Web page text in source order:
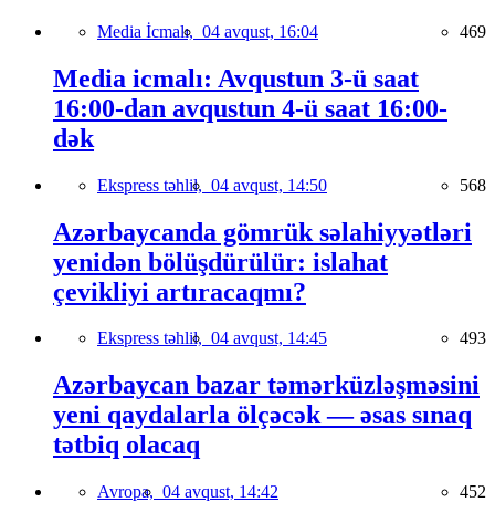
Media İcmalı, 04 avqust, 16:04 469
Media icmalı: Avqustun 3-ü saat
16:00-dan avqustun 4-ü saat 16:00-
dək
Ekspress təhlil, 04 avqust, 14:50 568
Azərbaycanda gömrük səlahiyyətləri
yenidən bölüşdürülür: islahat
çevikliyi artıracaqmı?
Ekspress təhlil, 04 avqust, 14:45 493
Azərbaycan bazar təmərküzləşməsini
yeni qaydalarla ölçəcək — əsas sınaq
tətbiq olacaq
Avropa, 04 avqust, 14:42 452